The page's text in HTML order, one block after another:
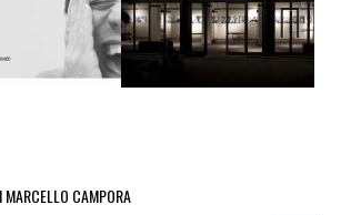
CAMPORA